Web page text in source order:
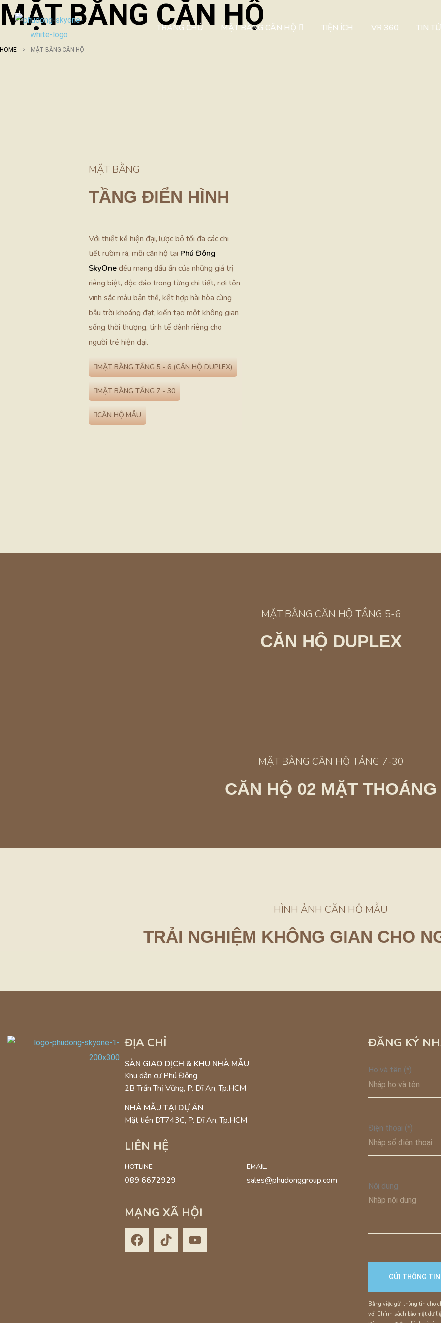
TRANG CHỦ MẶT BẰNG CĂN HỘ TIỆN ÍCH VR 360 TIN
MẶT BẰNG CĂN HỘ
HOME > MẶT BẰNG CĂN HỘ
MẶT BẰNG
TẦNG ĐIỂN HÌNH
Với thiết kế hiện đại, lược bỏ tối đa các chi
tiết rườm rà, mỗi căn hộ tại Phú Đông
SkyOneđều mang dấu ấn của những giá trị
riêng biệt, độc đáo trong từng chi tiết, nơi tôn
vinh sắc màu bản thể, kết hợp hài hòa cùng
bầu trời khoáng đạt, kiến tạo một không gian
sống thời thượng, tinh tế dành riêng cho
người trẻ hiện đại.
MẶT BẰNG TẦNG 5 - 6 (CĂN HỘ DUPLEX)
MẶT BẰNG TẦNG 7 - 30
CĂN HỘ MẪU
MẶT BẰNG CĂN HỘ TẦNG 5-6
CĂN HỘ DUPLEX
MẶT BẰNG CĂN HỘ TẦNG 7-30
CĂN HỘ 02 MẶT THOÁNG
HÌNH ẢNH CĂN HỘ MẪU
TRẢI NGHIỆM KHÔNG GIAN CHO
1PN+ 2PN-1WC
ĐỊA CHỈ
SÀN GIAO DỊCH & KHU NHÀ MẪU
Khu dân cư Phú Đông
2B Trần Thị Vững, P. Dĩ An, Tp.HCM
NHÀ MẪU TẠI DỰ ÁN
Mặt tiền DT743C, P. Dĩ An, Tp.HCM
LIÊN HỆ
HOTLINE
089 6672929
EMAIL:
sales@phudonggroup.com
MẠNG XÃ HỘI
ĐĂNG KÝ
Họ và tên (*)
Điện thoại (*)
Nội dung
Bằng việc gửi thông tin cho
với Chính sách bảo mật dữ